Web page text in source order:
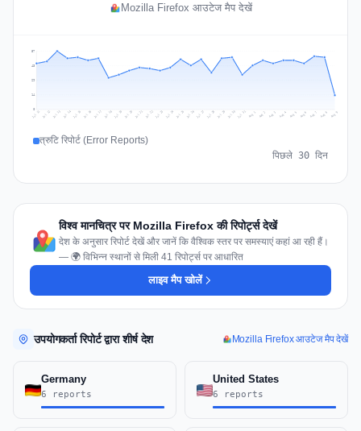
Mozilla Firefox आउटेज मैप देखें
14
29
43
57
Jul 11 Jul 12 Jul 13 Jul 14 Jul 15 Jul 16 Jul 17 Jul 18 Jul 19 Jul 20 Jul 21 Jul 22 Jul 23 Jul 24 Jul 25 Jul 26 Jul 27 Jul 28 Jul 29 Jul 30 Jul 31 Aug 1 Aug 2 Aug 3 Aug 4 Aug 5 Aug 6 Aug 7 Aug 8 Aug 9
त्रुटि रिपोर्ट (Error Reports)
पिछले 30 दिन
विश्व मानचित्र पर Mozilla Firefox की रिपोर्ट्स देखें
देश के अनुसार रिपोर्ट देखें और जानें कि वैश्विक स्तर पर समस्याएं कहां आ रही हैं।
— 🌍 विभिन्न स्थानों से मिली 41 रिपोर्ट्स पर आधारित
लाइव मैप खोलें
उपयोगकर्ता रिपोर्ट द्वारा शीर्ष देश Mozilla Firefox आउटेज मैप देखें
Germany
6 reports
United States
6 reports